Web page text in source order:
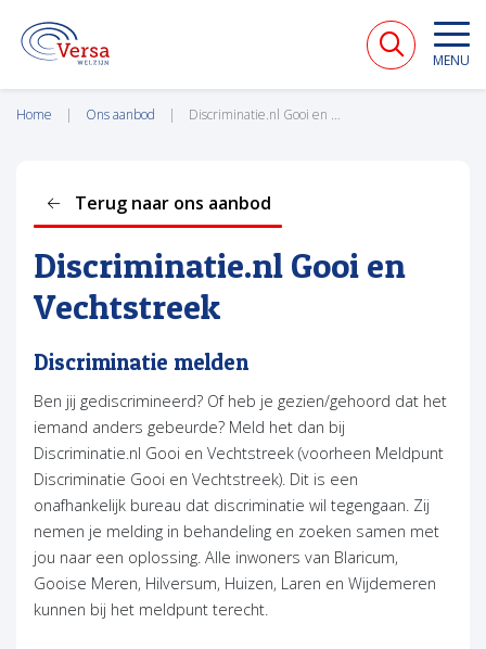
VERSA WELZIJN MENU
Home Ons aanbod Discriminatie.nl Gooi en Vechtstreek
Terug naar ons aanbod
Discriminatie.nl Gooi en
Vechtstreek
Discriminatie melden
Ben jij gediscrimineerd? Of heb je gezien/gehoord dat het
iemand anders gebeurde? Meld het dan bij
Discriminatie.nl Gooi en Vechtstreek (voorheen Meldpunt
Discriminatie Gooi en Vechtstreek). Dit is een
onafhankelijk bureau dat discriminatie wil tegengaan. Zij
nemen je melding in behandeling en zoeken samen met
jou naar een oplossing. Alle inwoners van Blaricum,
Gooise Meren, Hilversum, Huizen, Laren en Wijdemeren
kunnen bij het meldpunt terecht.